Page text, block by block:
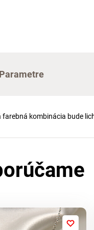
Parametre
kombinácia bude